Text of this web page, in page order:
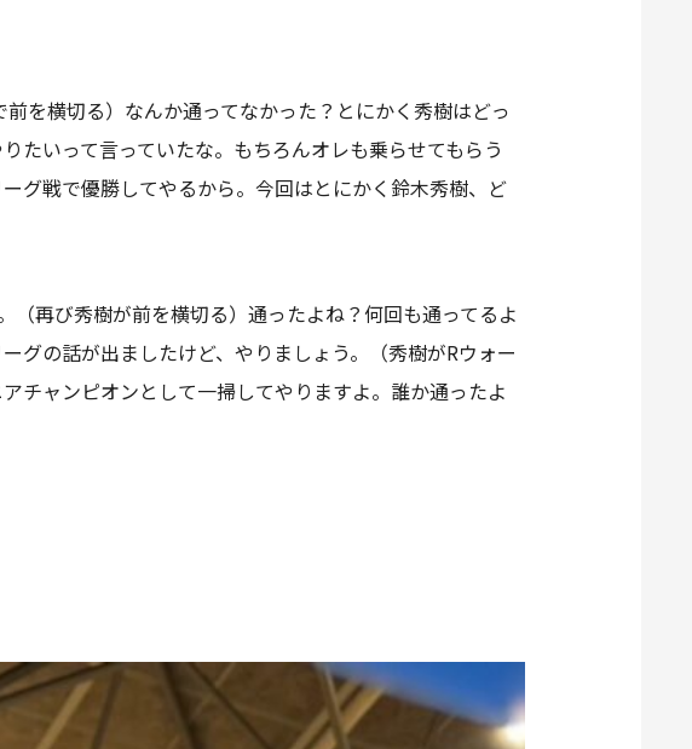
を横切る）なんか通ってなかった？とにかく秀樹はどっ
たいって言っていたな。もちろんオレも乗らせてもらう
グ戦で優勝してやるから。今回はとにかく鈴木秀樹、ど
再び秀樹が前を横切る）通ったよね？何回も通ってるよ
グの話が出ましたけど、やりましょう。（秀樹がRウォー
チャンピオンとして一掃してやりますよ。誰か通ったよ